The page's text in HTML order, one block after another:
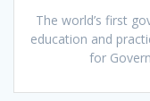
The world’s first
education and
for